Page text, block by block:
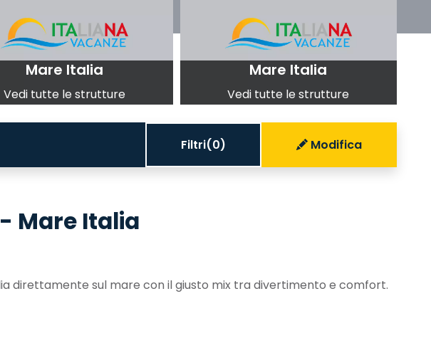
Mare Italia
Vedi tutte le strutture
Mare Italia
Vedi tutte le strutture
Filtri(0) Modifica
Mare Italia
direttamente sul mare con il giusto mix tra divertimento e comfort.